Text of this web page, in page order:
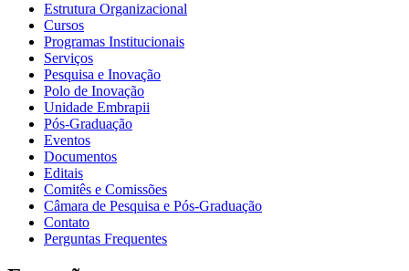
Estrutura Organizacional
Cursos
Programas Institucionais
Serviços
Pesquisa e Inovação
Polo de Inovação
Unidade Embrapii
Pós-Graduação
Eventos
Documentos
Editais
Comitês e Comissões
Câmara de Pesquisa e Pós-Graduação
Contato
Perguntas Frequentes